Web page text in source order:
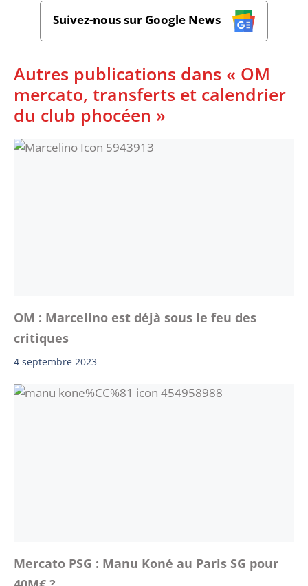
Suivez-nous sur Google News
Autres publications dans « OM
mercato, transferts et calendrier
du club phocéen »
OM : Marcelino est déjà sous le feu des
critiques
4 septembre 2023
Mercato PSG : Manu Koné au Paris SG pour